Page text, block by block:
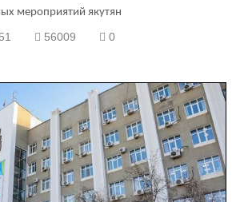
мероприятий якутян
56009 0